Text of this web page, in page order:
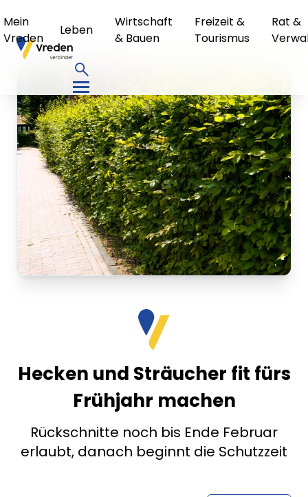
Mein
Vreden
Leben
Wirtschaft
& Bauen
Freizeit &
Tourismus
Rat &
Hecken und Sträucher fit fürs
Frühjahr machen
Rückschnitte noch bis Ende Februar
erlaubt, danach beginnt die Schutzzeit